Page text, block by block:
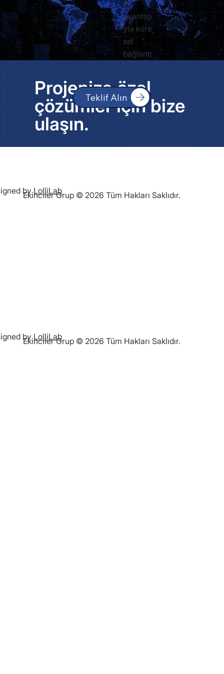
n
avantajı
yla küre
sel
bağlantı
Projenize özel
çözümler için bize
ulaşın.
Teklif Alın
Ekinciler Grup © 2026 Tüm Hakları Saklıdır.
byLolliLab
Ekinciler Grup © 2026 Tüm Hakları Saklıdır.
byLolliLab